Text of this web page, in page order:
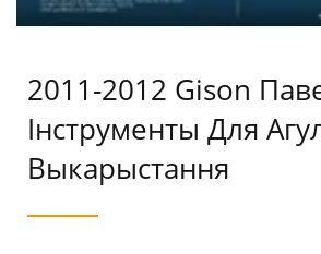
2011-2012 Gison
Інструменты Для
Выкарыстання